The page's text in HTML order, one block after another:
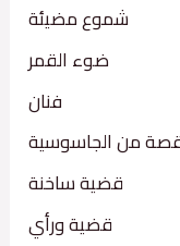
شموع مضيئة
ضوء القمر
فنان
من الجاسوسية
قضية ساخنة
قضية ورأي